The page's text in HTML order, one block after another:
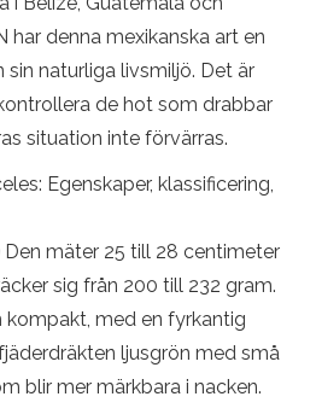
har denna mexikanska art en
sin naturliga livsmiljö. Det är
de hot som drabbar
situation inte förvärras.
Egenskaper, klassificering,
Den mäter 25 till 28 centimeter
sig från 200 till 232 gram.
kompakt, med en fyrkantig
ljusgrön med små
blir mer märkbara i nacken.